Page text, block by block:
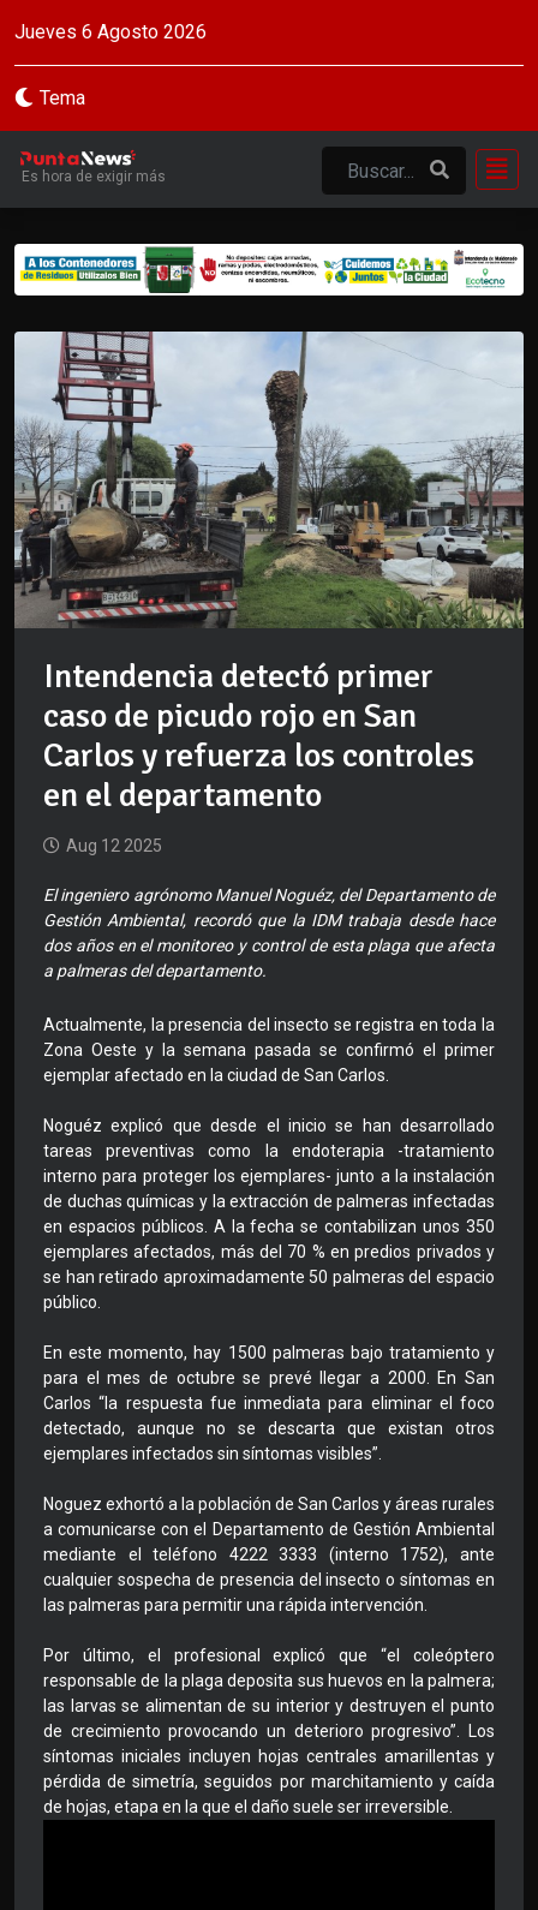
Jueves 6 Agosto 2026
Tema
Es hora de exigir más
Intendencia detectó primer
caso de picudo rojo en San
Carlos y refuerza los controles
en el departamento
Aug 12 2025
El ingeniero agrónomo Manuel Noguéz, del Departamento de
Gestión Ambiental, recordó que la IDM trabaja desde hace
dos años en el monitoreo y control de esta plaga que afecta
a palmeras del departamento.
Actualmente, la presencia del insecto se registra en toda la
Zona Oeste y la semana pasada se confirmó el primer
ejemplar afectado en la ciudad de San Carlos.
Noguéz explicó que desde el inicio se han desarrollado
tareas preventivas como la endoterapia -tratamiento
interno para proteger los ejemplares- junto a la instalación
de duchas químicas y la extracción de palmeras infectadas
en espacios públicos. A la fecha se contabilizan unos 350
ejemplares afectados, más del 70 % en predios privados y
se han retirado aproximadamente 50 palmeras del espacio
público.
En este momento, hay 1500 palmeras bajo tratamiento y
para el mes de octubre se prevé llegar a 2000. En San
Carlos “la respuesta fue inmediata para eliminar el foco
detectado, aunque no se descarta que existan otros
ejemplares infectados sin síntomas visibles”.
Noguez exhortó a la población de San Carlos y áreas rurales
a comunicarse con el Departamento de Gestión Ambiental
mediante el teléfono 4222 3333 (interno 1752), ante
cualquier sospecha de presencia del insecto o síntomas en
las palmeras para permitir una rápida intervención.
Por último, el profesional explicó que “el coleóptero
responsable de la plaga deposita sus huevos en la palmera;
las larvas se alimentan de su interior y destruyen el punto
de crecimiento provocando un deterioro progresivo”. Los
síntomas iniciales incluyen hojas centrales amarillentas y
pérdida de simetría, seguidos por marchitamiento y caída
de hojas, etapa en la que el daño suele ser irreversible.